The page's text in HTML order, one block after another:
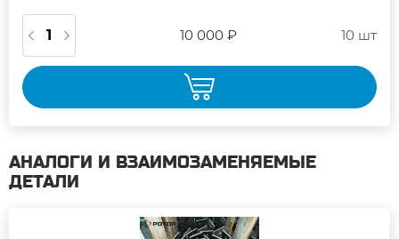
10 000 ₽ 10 шт
АНАЛОГИ И ВЗАИМОЗАМЕНЯЕМЫЕ
ДЕТАЛИ